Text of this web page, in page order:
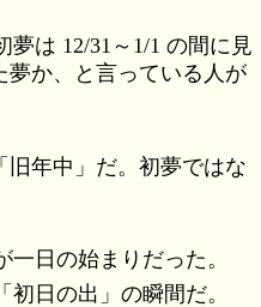
夢は 12/31～1/1 の間に見
夢か、と言っている人が
旧年中」だ。初夢ではな
一日の始まりだった。
日の出」の瞬間だ。